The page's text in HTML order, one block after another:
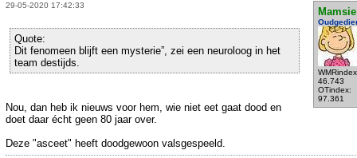
29-05-2020 17:42:33
Mamsie
46.743
OTindex:
97.361
Quote:
Dit fenomeen blijft een mysterie”, zei een neuroloog in het
team destijds.
Nou, dan heb ik nieuws voor hem, wie niet eet gaat dood en
doet daar écht geen 80 jaar over.
Deze "asceet" heeft doodgewoon valsgespeeld.